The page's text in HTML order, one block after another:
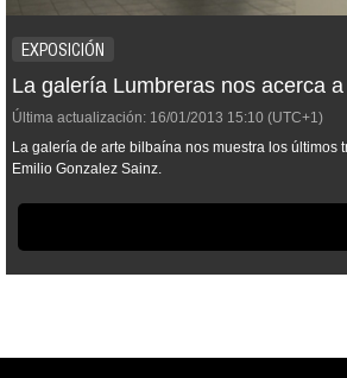
EXPOSICIÓN
La galería Lumbreras nos acerca
Última actualización: 16/01/2013 15:10 (UTC+1)
La galería de arte bilbaína nos muestra los últimos
Emilio Gonzalez Sainz.